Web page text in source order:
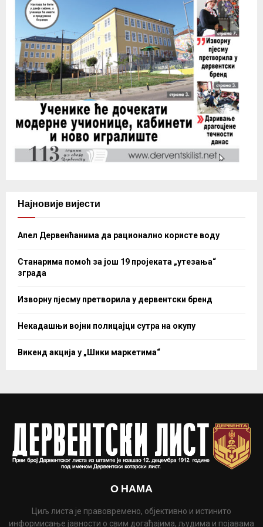
Најновије вијести
Апел Дервенћанима да рационално користе воду
Станарима помоћ за још 19 пројеката „утезања“
зграда
Изворну пјесму претворила у дервентски бренд
Некадашњи војни полицајци сутра на окупу
Викенд акција у „Шики маркетима“
О НАМА
Циљ листа је правовремено, објективно и истинито
информисање јавности о свим догађајима, људима и појавама